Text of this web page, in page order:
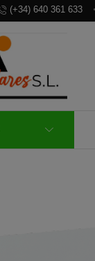
(+34) 640 361 633